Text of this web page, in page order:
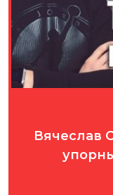
Вячеслав